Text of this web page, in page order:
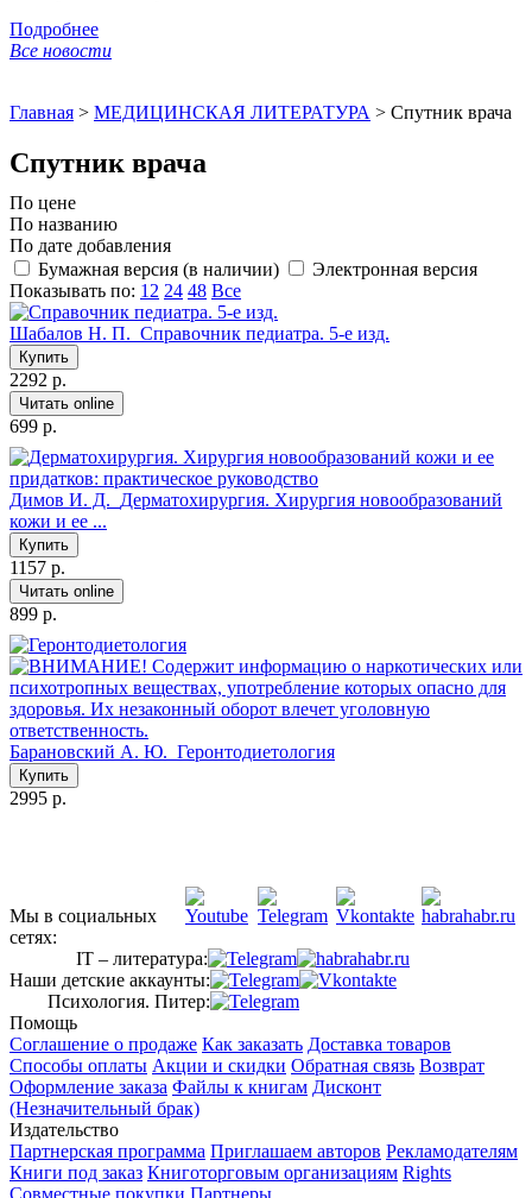
Подробнее
Все новости
Главная > МЕДИЦИНСКАЯ ЛИТЕРАТУРА > Спутник врача
Спутник врача
По цене
По названию
По дате добавления
Бумажная версия (в наличии)
Электронная версия
Показывать по: 12 24 48 Все
Шабалов Н. П. Справочник педиатра. 5-е изд.
Купить
2292 р.
Читать online
699 р.
Димов И. Д. Дерматохирургия. Хирургия новообразований
кожи и ее ...
Купить
1157 р.
Читать online
899 р.
Барановский А. Ю. Геронтодиетология
Купить
2995 р.
Мы в социальных
сетях:
IT – литература:
Наши детские аккаунты:
Психология. Питер:
Помощь
Соглашение о продаже Как заказать Доставка товаров
Способы оплаты Акции и скидки Обратная связь Возврат
Оформление заказа Файлы к книгам Дисконт
(Незначительный брак)
Издательство
Партнерская программа Приглашаем авторов Рекламодателям
Книги под заказ Книготорговым организациям Rights
Совместные покупки Партнеры